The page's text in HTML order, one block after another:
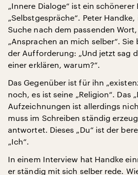
„Innere Dialoge“ ist ein schönerer
„Selbstgespräche“. Peter
Suche nach dem passenden
„Ansprachen an mich selber“.
der Aufforderung: „Und jetzt sag
einer erklären, warum?“.
Das Gegenüber ist für ihn
noch, es ist seine „Religion“. Das
Aufzeichnungen ist allerdings
muss im Schreiben ständig
antwortet. Dieses „Du“ ist der
„Ich“.
In einem Interview hat Handke
er ständig mit sich selber rede.